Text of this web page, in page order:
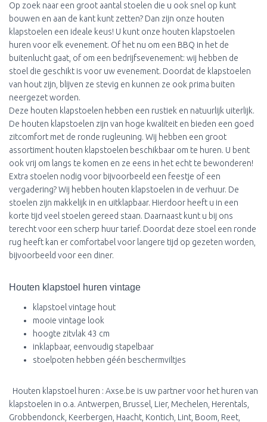
Op zoek naar een groot aantal stoelen die u ook snel op kunt
bouwen en aan de kant kunt zetten? Dan zijn onze houten
klapstoelen een ideale keus! U kunt onze houten klapstoelen
huren voor elk evenement. Of het nu om een BBQ in het de
buitenlucht gaat, of om een bedrijfsevenement: wij hebben de
stoel die geschikt is voor uw evenement. Doordat de klapstoelen
van hout zijn, blijven ze stevig en kunnen ze ook prima buiten
neergezet worden.
Deze houten klapstoelen hebben een rustiek en natuurlijk uiterlijk.
De houten klapstoelen zijn van hoge kwaliteit en bieden een goed
zitcomfort met de ronde rugleuning. Wij hebben een groot
assortiment houten klapstoelen beschikbaar om te huren. U bent
ook vrij om langs te komen en ze eens in het echt te bewonderen!
Extra stoelen nodig voor bijvoorbeeld een feestje of een
vergadering? Wij hebben houten klapstoelen in de verhuur. De
stoelen zijn makkelijk in en uitklapbaar. Hierdoor heeft u in een
korte tijd veel stoelen gereed staan. Daarnaast kunt u bij ons
terecht voor een scherp huur tarief. Doordat deze stoel een ronde
rug heeft kan er comfortabel voor langere tijd op gezeten worden,
bijvoorbeeld voor een diner.
Houten klapstoel huren vintage
klapstoel vintage hout
mooie vintage look
hoogte zitvlak 43 cm
inklapbaar, eenvoudig stapelbaar
stoelpoten hebben géén beschermviltjes
Houten klapstoel huren : Axse.be is uw partner voor het huren van
klapstoelen in o.a. Antwerpen, Brussel, Lier, Mechelen, Herentals,
Grobbendonck, Keerbergen, Haacht, Kontich, Lint, Boom, Reet,